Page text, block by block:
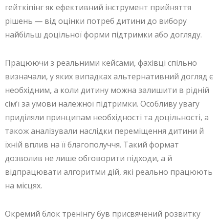
гейткіпінг як ефективний інструмент прийняття
рішень — від оцінки потреб дитини до вибору
найбільш доцільної форми підтримки або догляду.
Працюючи з реальними кейсами, фахівці спільно
визначали, у яких випадках альтернативний догляд є
необхідним, а коли дитину можна залишити в рідній
сім’ї за умови належної підтримки. Особливу увагу
приділяли принципам необхідності та доцільності, а
також аналізували наслідки переміщення дитини й
їхній вплив на її благополуччя. Такий формат
дозволив не лише обговорити підходи, а й
відпрацювати алгоритми дій, які реально працюють
на місцях.
Окремий блок тренінгу був присвячений розвитку